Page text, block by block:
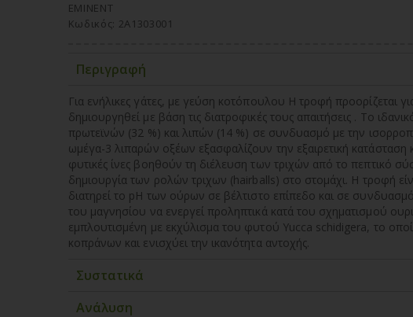
EMINENT
Κωδικός: 2A1303001
Περιγραφή
Για ενήλικες γάτες, με γεύση κοτόπουλου Η τροφή προορίζεται για
δημιουργηθεί με βάση τις διατροφικές τους απαιτήσεις . Το
πρωτεϊνών (32 %) και λιπών (14 %) σε συνδυασμό με την
ωμέγα-3 λιπαρών οξέων εξασφαλίζουν την εξαιρετική κατάσταση
φυτικές ίνες βοηθούν τη διέλευση των τριχών από το πεπτικό
δημιουργία των ρολών τριχων (hairballs) στο στομάχι. Η τροφή
διατηρεί το pH των ούρων σε βέλτιστο επίπεδο και σε
του μαγνησίου να ενεργεί προληπτικά κατά του σχηματισμού
εμπλουτισμένη με εκχύλισμα του φυτού Yucca schidigera, το
κοπράνων και ενισχύει την ικανότητα αντοχής.
Συστατικά
Ανάλυση